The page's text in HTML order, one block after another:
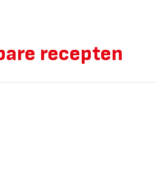
recepten